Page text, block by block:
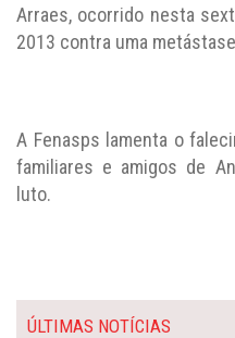
Arraes, ocorrido nesta
2013 contra uma
A Fenasps lamenta o
familiares e amigos de
luto.
ÚLTIMAS NOTÍCIAS